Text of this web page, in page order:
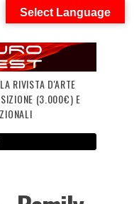
RIVISTA D'ARTE
(3.000€) E
Select Language